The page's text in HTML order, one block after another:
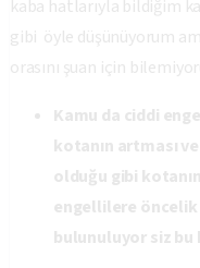
kaba hatlarıyla bildiğim
gibi öyle düşünüyorum
orasını şuan için
Kamu da ciddi
kotanın artması
olduğu gibi
engellilere
bulunuluyor siz bu